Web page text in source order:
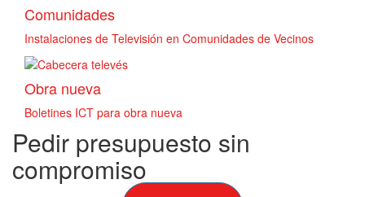
Comunidades
Instalaciones de Televisión en Comunidades de Vecinos
Obra nueva
Boletines ICT para obra nueva
Pedir presupuesto sin
compromiso